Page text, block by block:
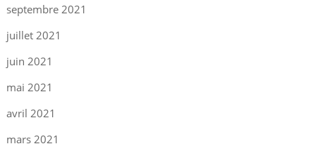
septembre 2021
juillet 2021
juin 2021
mai 2021
avril 2021
mars 2021